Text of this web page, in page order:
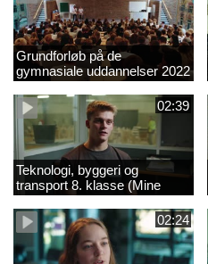
Grundforløb på de
gymnasiale uddannelser 2022
02:39
Teknologi, byggeri og
transport 8. klasse (Mine
introkurser) 2022
02:24